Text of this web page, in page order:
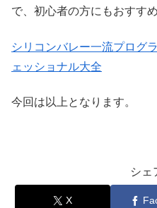
で、初心者の方にもおすすめ
シリコンバレー一流プログ
ェッショナル大全
今回は以上となります。
シェ
X